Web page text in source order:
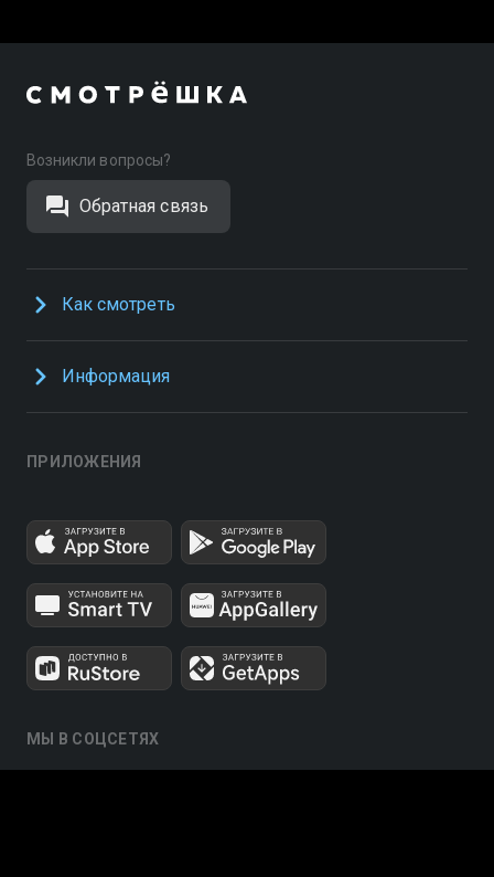
Возникли вопросы?
Обратная связь
Как смотреть
Информация
ПРИЛОЖЕНИЯ
МЫ В СОЦСЕТЯХ